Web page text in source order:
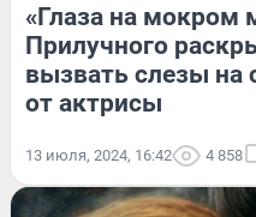
«Глаза на мокром
Прилучного
вызвать слезы на
от актрисы
13 июля, 2024, 16:42 4 858